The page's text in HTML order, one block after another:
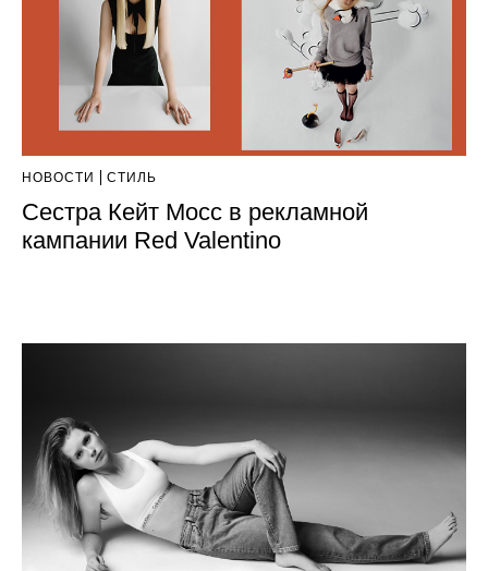
НОВОСТИ СТИЛЬ
Сестра Кейт Мосс в рекламной
кампании Red Valentino